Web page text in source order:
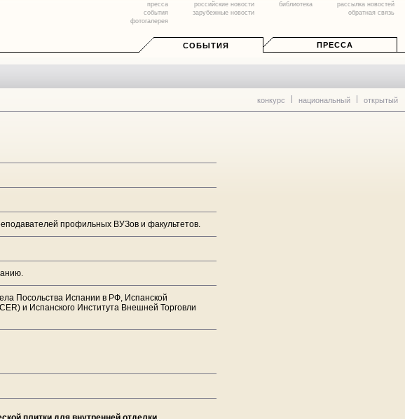
пресса
события
фотогалерея
российские новости
зарубежные новости
библиотека
рассылка новостей
обратная связь
СОБЫТИЯ ПРЕССА
конкурс национальный открытый
профильных ВУЗов и факультетов.
Посольства Испании в РФ, Испанской
и Испанского Института Внешней Торговли